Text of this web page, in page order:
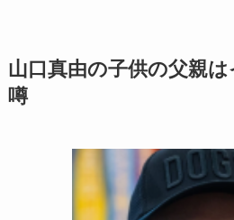
山口真由の子供の父親
噂